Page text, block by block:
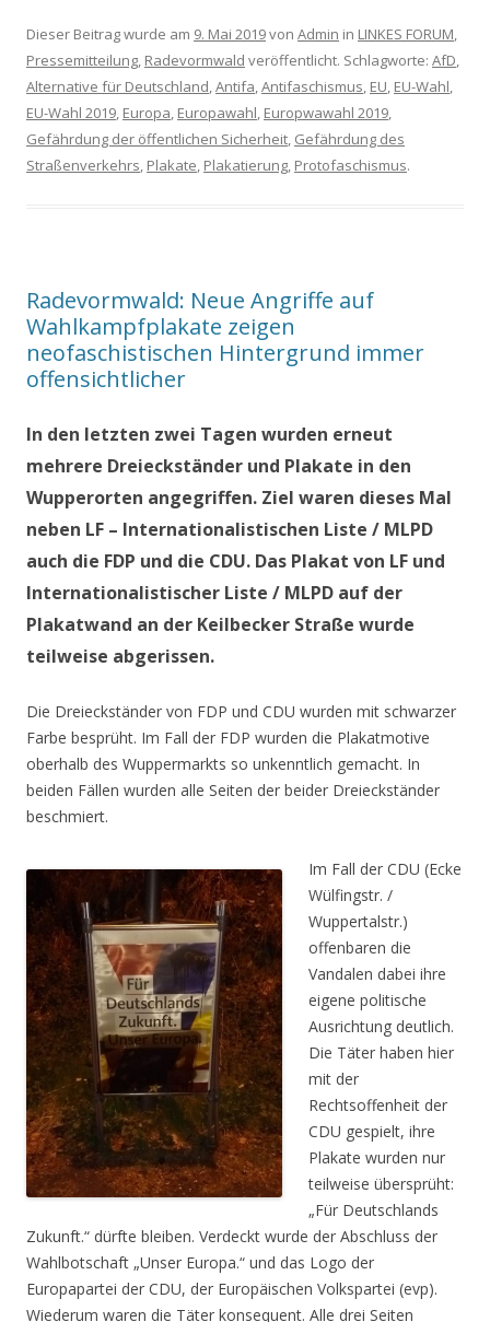
Dieser Beitrag wurde am 9. Mai 2019von Admin in LINKES FORUM,
Pressemitteilung, Radevormwald veröffentlicht. Schlagworte: AfD,
Alternative für Deutschland,Antifa,Antifaschismus, EU, EU-Wahl,
EU-Wahl 2019, Europa, Europawahl, Europwawahl 2019,
Gefährdung der öffentlichen Sicherheit, Gefährdung des
Straßenverkehrs, Plakate, Plakatierung, Protofaschismus.
Radevormwald: Neue Angriffe auf
Wahlkampfplakate zeigen
neofaschistischen Hintergrund immer
offensichtlicher
In den letzten zwei Tagen wurden erneut
mehrere Dreieckständer und Plakate in den
Wupperorten angegriffen. Ziel waren dieses Mal
neben LF – Internationalistischen Liste / MLPD
auch die FDP und die CDU. Das Plakat von LF und
Internationalistischer Liste / MLPD auf der
Plakatwand an der Keilbecker Straße wurde
teilweise abgerissen.
Die Dreieckständer von FDP und CDU wurden mit schwarzer
Farbe besprüht. Im Fall der FDP wurden die Plakatmotive
oberhalb des Wuppermarkts so unkenntlich gemacht. In
beiden Fällen wurden alle Seiten der beider Dreieckständer
beschmiert.
Im Fall der CDU (Ecke
Wülfingstr. /
Wuppertalstr.)
offenbaren die
Vandalen dabei ihre
eigene politische
Ausrichtung deutlich.
Die Täter haben hier
mit der
Rechtsoffenheit der
CDU gespielt, ihre
Plakate wurden nur
teilweise übersprüht:
„Für Deutschlands
Zukunft.“ dürfte bleiben. Verdeckt wurde der Abschluss der
Wahlbotschaft „Unser Europa.“ und das Logo der
Europapartei der CDU, der Europäischen Volkspartei (evp).
Wiederum waren die Täter konsequent. Alle drei Seiten